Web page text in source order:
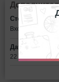
Стоимость
Вход свободный
Дата:
22 февраля в